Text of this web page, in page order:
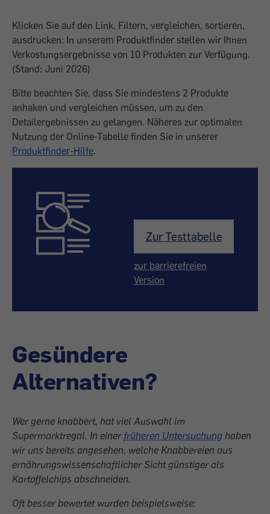
Klicken Sie auf den Link. Filtern, vergleichen, sortieren,
ausdrucken: In unserem Produktfinder stellen wir Ihnen
Verkostungsergebnisse von 10 Produkten zur Verfügung.
(Stand: Juni 2026)
Bitte beachten Sie, dass Sie mindestens 2 Produkte
anhaken und vergleichen müssen, um zu den
Detailergebnissen zu gelangen. Näheres zur optimalen
Nutzung der Online-Tabelle finden Sie in unserer
Produktfinder-Hilfe.
Zur Testtabelle
zur barrierefreien
Version
Gesündere
Alternativen?
Wer gerne knabbert, hat viel Auswahl im
Supermarktregal. In einer früheren Untersuchung haben
wir uns bereits angesehen, welche Knabbereien aus
ernährungswissenschaftlicher Sicht günstiger als
Kartoffelchips abschneiden.
Oft besser bewertet wurden beispielsweise: